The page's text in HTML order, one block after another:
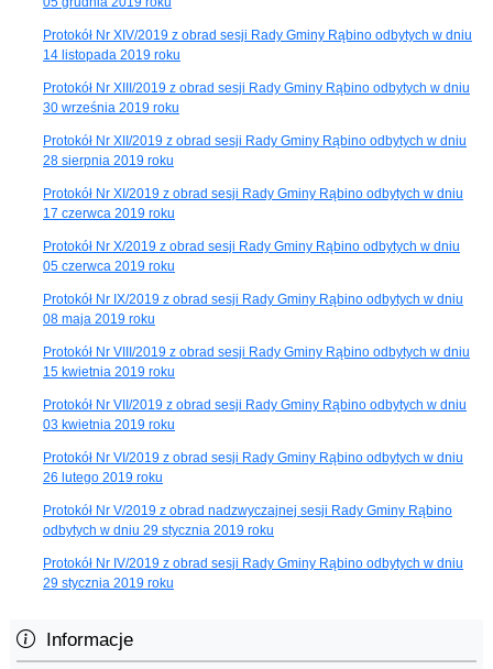
Protokół Nr XIV/2019 z obrad sesji Rady Gminy Rąbino odbytych w dniu
14 listopada 2019 roku
Protokół Nr XIII/2019 z obrad sesji Rady Gminy Rąbino odbytych w dniu
30 września 2019 roku
Protokół Nr XII/2019 z obrad sesji Rady Gminy Rąbino odbytych w dniu
28 sierpnia 2019 roku
Protokół Nr XI/2019 z obrad sesji Rady Gminy Rąbino odbytych w dniu
17 czerwca 2019 roku
Protokół Nr X/2019 z obrad sesji Rady Gminy Rąbino odbytych w dniu
05 czerwca 2019 roku
Protokół Nr IX/2019 z obrad sesji Rady Gminy Rąbino odbytych w dniu
08 maja 2019 roku
Protokół Nr VIII/2019 z obrad sesji Rady Gminy Rąbino odbytych w dniu
15 kwietnia 2019 roku
Protokół Nr VII/2019 z obrad sesji Rady Gminy Rąbino odbytych w dniu
03 kwietnia 2019 roku
Protokół Nr VI/2019 z obrad sesji Rady Gminy Rąbino odbytych w dniu
26 lutego 2019 roku
Protokół Nr V/2019 z obrad nadzwyczajnej sesji Rady Gminy Rąbino
odbytych w dniu 29 stycznia 2019 roku
Protokół Nr IV/2019 z obrad sesji Rady Gminy Rąbino odbytych w dniu
29 stycznia 2019 roku
Informacje